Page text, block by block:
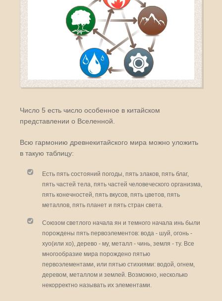
Число 5 есть число особенное в китайском
представлении о Вселенной.
Всю гармонию древнекитайского мира можно уложить
в такую таблицу:
Есть пять состояний погоды, пять злаков, пять благ,
пять частей тела, пять частей человеческого организма,
пять конечностей, пять вкусов, пять цветов, пять
металлов, пять планет и пять стран света.
Союзом светлого начала ян и темного начала инь были
порождены пять первоэлементов: вода - шуй, огонь -
хуо(или хо), дерево - му, металл - чинь, земля - ту. Все
многообразие мира порождено пятью
первоэлементами, или пятью стихиями: водой, огнем,
деревом, металлом и землей. Возможно, несколько
некорректно называть их элементами.